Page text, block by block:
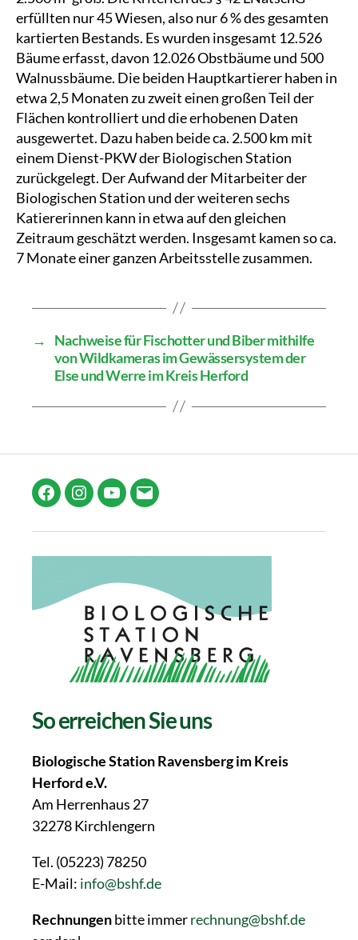
erfüllten nur 45 Wiesen, also nur 6 % des gesamten
kartierten Bestands. Es wurden insgesamt 12.526
Bäume erfasst, davon 12.026 Obstbäume und 500
Walnussbäume. Die beiden Hauptkartierer haben in
etwa 2,5 Monaten zu zweit einen großen Teil der
Flächen kontrolliert und die erhobenen Daten
ausgewertet. Dazu haben beide ca. 2.500 km mit
einem Dienst-PKW der Biologischen Station
zurückgelegt. Der Aufwand der Mitarbeiter der
Biologischen Station und der weiteren sechs
Katiererinnen kann in etwa auf den gleichen
Zeitraum geschätzt werden. Insgesamt kamen so ca.
7 Monate einer ganzen Arbeitsstelle zusammen.
→
Nachweise für Fischotter und Biber mithilfe
von Wildkameras im Gewässersystem der
Else und Werre im Kreis Herford
FacebookInstagram
YouTube
E-
So erreichen Sie uns
Biologische Station Ravensberg im Kreis
Herford e.V.
Am Herrenhaus 27
32278 Kirchlengern
Tel. (05223) 78250
E-Mail: info@bshf.de
Rechnungenbitte immerrechnung@bshf.de